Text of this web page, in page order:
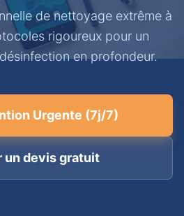
de nettoyage extrême à
rigoureux pour un
en profondeur.
Urgente (7j/7)
un devis gratuit